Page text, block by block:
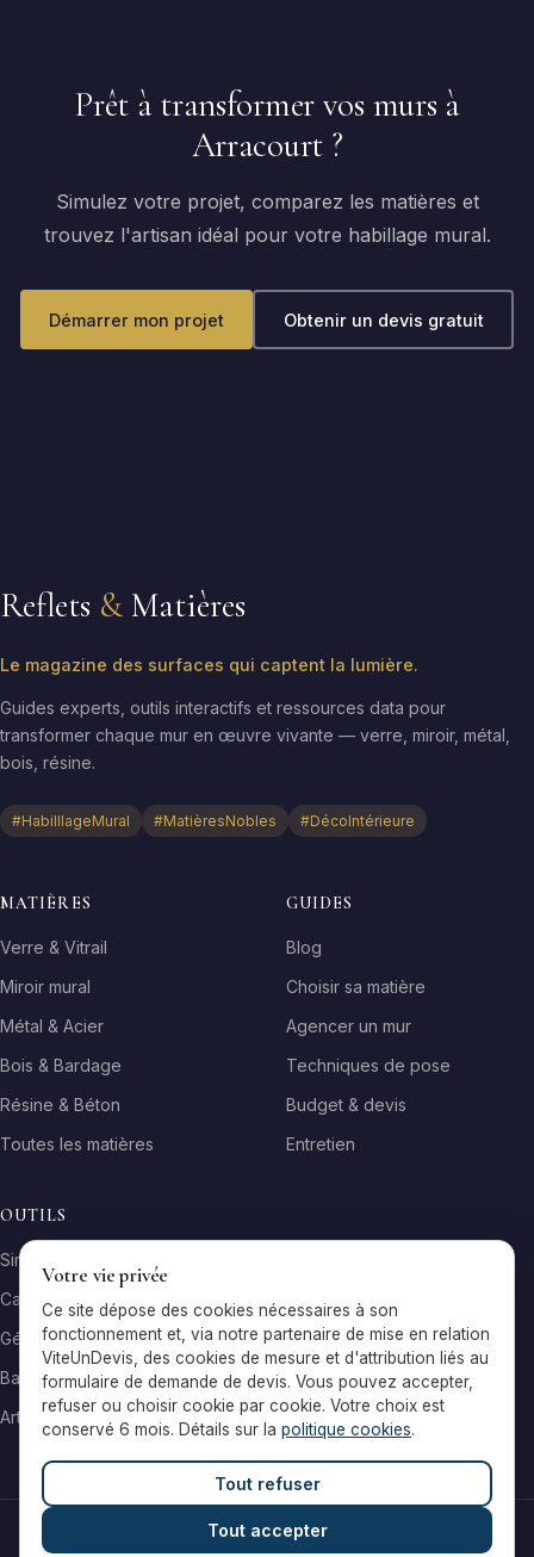
Prêt à transformer vos murs à
Arracourt ?
Simulez votre projet, comparez les matières et
trouvez l'artisan idéal pour votre habillage mural.
Démarrer mon projet Obtenir un devis gratuit
Reflets & Matières
Le magazine des surfaces qui captent la lumière.
Guides experts, outils interactifs et ressources data pour
transformer chaque mur en œuvre vivante — verre, miroir, métal,
bois, résine.
#HabilllageMural #MatièresNobles #DécoIntérieure
MATIÈRES
Verre & Vitrail
Miroir mural
Métal & Acier
Bois & Bardage
Résine & Béton
Toutes les matières
GUIDES
Blog
Choisir sa matière
Agencer un mur
Techniques de pose
Budget & devis
Entretien
OUTILS
Simulateur matière
Calculateur surface
Générateur galerie
Baromètre de prix
Artisans par ville
© 2026 Reflets & Matières — Tous droits réservés
Votre vie privée
Ce site dépose des cookies nécessaires à son
fonctionnement et, via notre partenaire de mise en relation
ViteUnDevis, des cookies de mesure et d'attribution liés au
formulaire de demande de devis. Vous pouvez accepter,
refuser ou choisir cookie par cookie. Votre choix est
conservé 6 mois. Détails sur la politique cookies.
Tout refuser
Tout accepter